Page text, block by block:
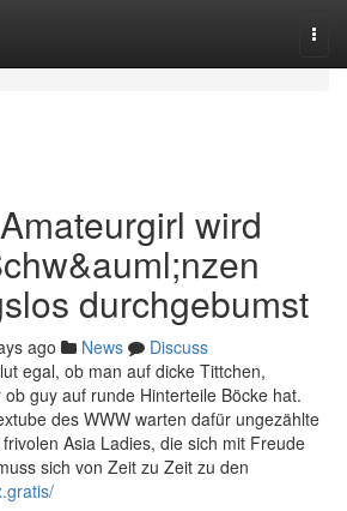
wird
durchgebumst
ago News
Discuss
egal, ob man auf dicke Tittchen,
guy auf runde Hinterteile Böcke hat.
des WWW warten dafür ungezählte
Asia Ladies, die sich mit Freude
sich von Zeit zu Zeit zu den